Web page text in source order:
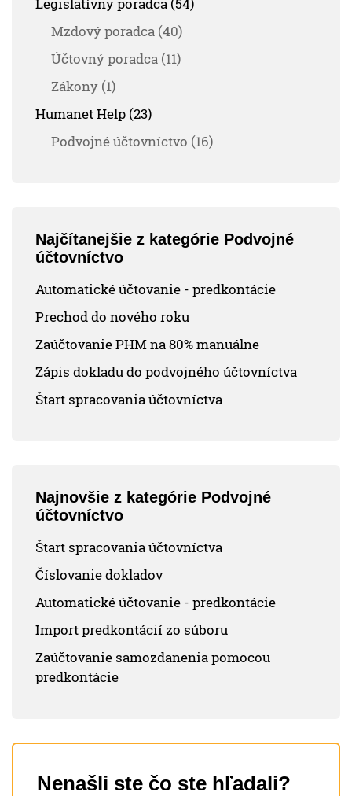
Mzdový poradca (40)
Účtovný poradca (11)
Zákony (1)
Humanet Help (23)
Podvojné účtovníctvo (16)
Najčítanejšie z kategórie Podvojné
účtovníctvo
Automatické účtovanie - predkontácie
Prechod do nového roku
Zaúčtovanie PHM na 80% manuálne
Zápis dokladu do podvojného účtovníctva
Štart spracovania účtovníctva
Najnovšie z kategórie Podvojné
účtovníctvo
Štart spracovania účtovníctva
Číslovanie dokladov
Automatické účtovanie - predkontácie
Import predkontácií zo súboru
Zaúčtovanie samozdanenia pomocou
predkontácie
Nenašli ste čo ste hľadali?